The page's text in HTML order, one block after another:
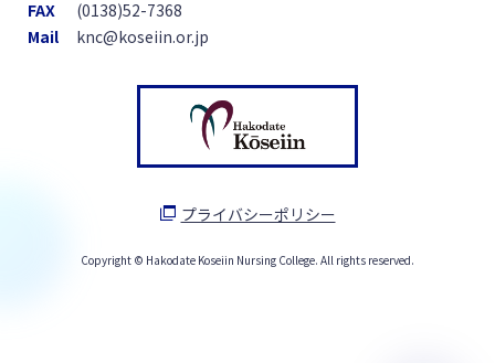
FAX
(0138)52-7368
Mail
knc@koseiin.or.jp
プライバシーポリシー
Copyright © Hakodate Koseiin Nursing College. All rights reserved.